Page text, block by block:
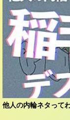
他人の内輪ネタって